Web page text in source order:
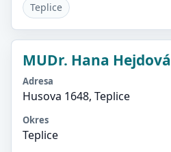
Teplice
MUDr. Hana Hejdová
Adresa
Husova 1648, Teplice
Okres
Teplice